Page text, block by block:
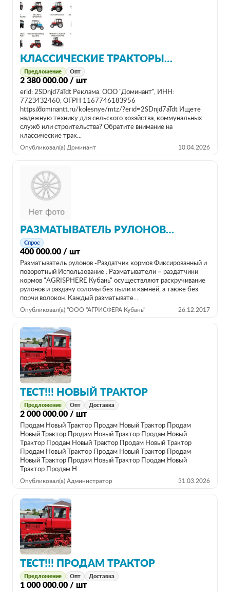
КЛАССИЧЕСКИЕ ТРАКТОРЫ МТЗ ОТ 80 Л/С – МАШИНЫ ДЛЯ РАБОТЫ
Предложение Опт
2 380 000.00 / шт
erid: 2SDnjd7aTdt Реклама. ООО "Доминант", ИНН:
772З4З2460, ОГРН 116774618З956
https://dominantt.ru/kolesnye/mtz/?erid=2SDnjd7aTdt Ищете
надежную технику для сельского хозяйства, коммунальных
служб или строительства? Обратите внимание на
классические трак...
Опубликовал(а) Доминант 10.04.2026
РАЗМАТЫВАТЕЛЬ РУЛОНОВ РАЗДАТЧИК КОРМОВ "AGRISPHERE КУБАНЬ"
Спрос
400 000.00 / шт
Разматыватель рулонов -Раздатчик кормов Фиксированный и
поворотный Использование : Разматыватели – раздатчики
кормов "AGRISPHERE Кубань" осуществляют раскручивание
рулонов и раздачу соломы без пыли и камней, а также без
порчи волокон. Каждый разматывате...
Опубликовал(а) "ООО "АГРИСФЕРА Кубань" 26.12.2017
ТЕСТ!!! НОВЫЙ ТРАКТОР
Предложение Опт Доставка
2 000 000.00 / шт
Продам Новый Трактор Продам Новый Трактор Продам
Новый Трактор Продам Новый Трактор Продам Новый
Трактор Продам Новый Трактор Продам Новый Трактор
Продам Новый Трактор Продам Новый Трактор Продам
Новый Трактор Продам Новый Трактор Продам Новый
Трактор Продам Н...
Опубликовал(а) Администратор 31.03.2026
ТЕСТ!!! ПРОДАМ ТРАКТОР
Предложение Опт Доставка
1 000 000.00 / шт